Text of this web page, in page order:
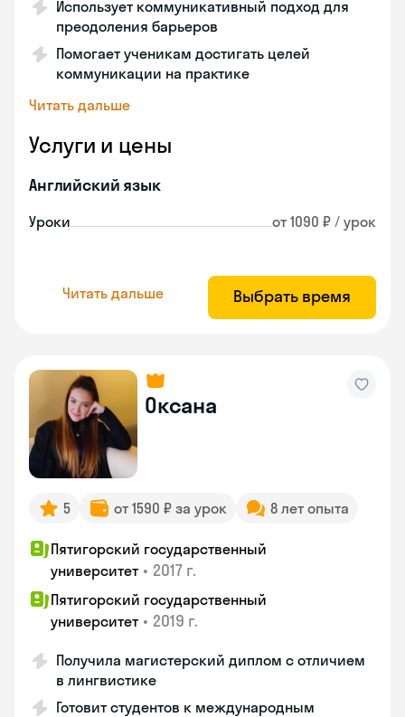
Использует коммуникативный подход для
преодоления барьеров
Помогает ученикам достигать целей
коммуникации на практике
Читать дальше
Услуги и цены
Английский язык
Уроки от 1090 ₽ / урок
Читать дальше Выбрать время
Оксана
5 от 1590 ₽ за урок 8 лет опыта
Пятигорский государственный
университет • 2017 г.
Пятигорский государственный
университет • 2019 г.
Получила магистерский диплом с отличием
в лингвистике
Готовит студентов к международным